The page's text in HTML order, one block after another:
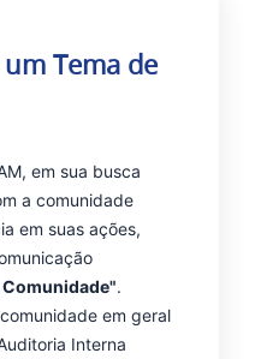
Tema de
em sua busca
a comunidade
em suas ações,
.
em geral
Interna